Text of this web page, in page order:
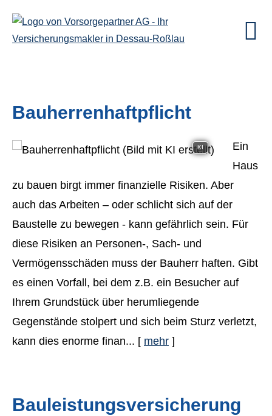
Bau­herren­haft­pflicht
KI
Ein
Haus
zu bauen birgt immer finanzielle Risiken. Aber
auch das Arbeiten – oder schlicht sich auf der
Baustelle zu bewegen - kann gefährlich sein. Für
diese Risiken an Per­sonen-, Sach- und
Vermögensschäden muss der Bauherr haften. Gibt
es einen Vorfall, bei dem z.B. ein Besucher auf
Ihrem Grundstück über herumliegende
Gegenstände stolpert und sich beim Sturz verletzt,
kann dies enorme finan... [ mehr ]
Bauleistungsversicherung